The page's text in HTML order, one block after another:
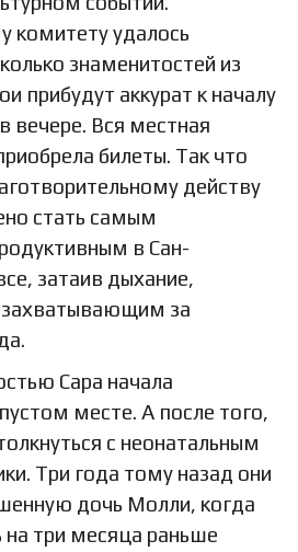
комитету удалось
знаменитостей из
прибудут аккурат к началу
вечере. Вся местная
билеты. Так что
действу
стать самым
в Сан-
затаив дыхание,
за
Сара начала
месте. А после того,
с неонатальным
Три года тому назад они
дочь Молли, когда
на три месяца раньше